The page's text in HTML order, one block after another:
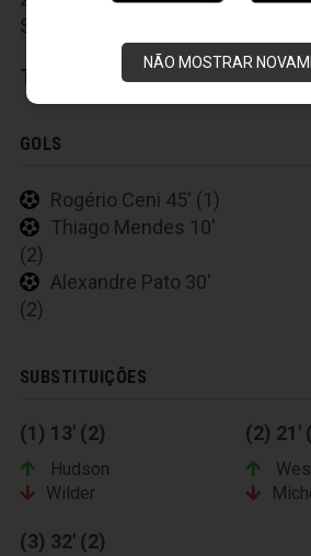
NÃO MOSTRAR
Schmidt e 37-João Paulo.
Técnico: Juan Carlos OsÃ³rio
GOLS
Rogério Ceni 45' (1)
Thiago Mendes 10'
(2)
Alexandre Pato 30'
(2)
SUBSTITUIÇÕES
(1) 13' (2)
Hudson
Wilder
(2) 21'
(3) 32' (2)